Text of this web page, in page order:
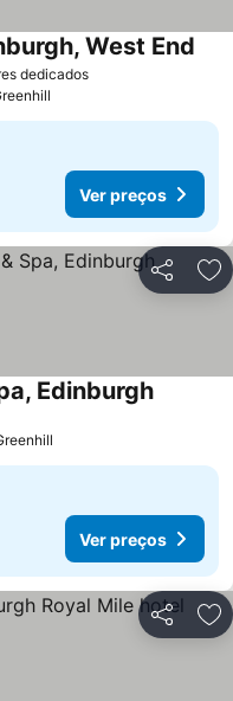
dedicados
West End
Ver preços
Partilhar
Edinburgh
Ver preços
Partilhar